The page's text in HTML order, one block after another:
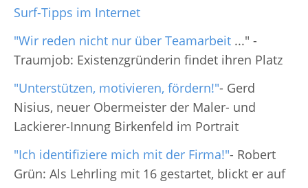
Surf-Tipps im Internet
"Wir reden nicht nur über Teamarbeit ..." -
Traumjob: Existenzgründerin findet ihren Platz
"Unterstützen, motivieren, fördern!"- Gerd
Nisius, neuer Obermeister der Maler- und
Lackierer-Innung Birkenfeld im Portrait
"Ich identifiziere mich mit der Firma!"- Robert
Grün: Als Lehrling mit 16 gestartet, blickt er auf